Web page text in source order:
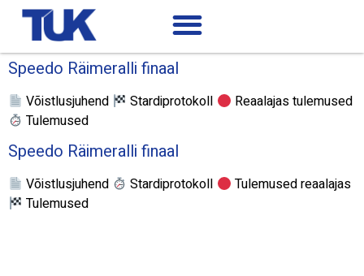
Speedo Räimeralli finaal
Võistlusjuhend Stardiprotokoll
Reaalajas tulemused
Tulemused
Speedo Räimeralli finaal
Võistlusjuhend Stardiprotokoll
Tulemused reaalajas
Tulemused